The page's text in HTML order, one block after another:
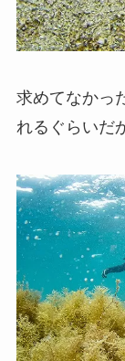
求めてなかっ
れるぐらいだ